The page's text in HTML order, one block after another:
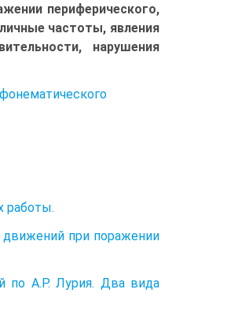
периферического,
частоты, явления
нарушения
работы.
при поражении
по А.Р. Лурия. Два вида